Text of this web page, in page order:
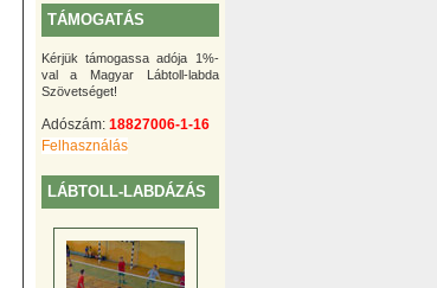
TÁMOGATÁS
Kérjük támogassa adója 1%-
val a Magyar Lábtoll-labda
Szövetséget!
Adószám: 18827006-1-16
Felhasználás
LÁBTOLL-LABDÁZÁS